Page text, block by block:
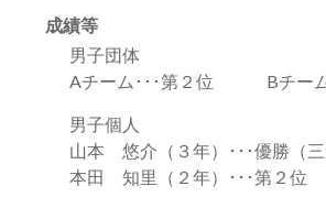
成績等
男子団体
Aチーム･･･第２位 Bチーム
男子個人
山本 悠介（３年）･･･優勝（三
本田 知里（２年）･･･第２位